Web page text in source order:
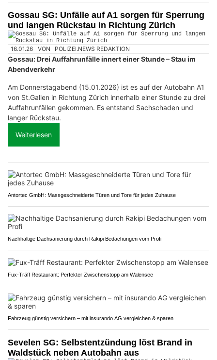
Gossau SG: Unfälle auf A1 sorgen für Sperrung
und langen Rückstau in Richtung Zürich
16.01.26 VON POLIZEI.NEWS REDAKTION
Gossau: Drei Auffahrunfälle innert einer Stunde – Stau im
Abendverkehr
Am Donnerstagabend (15.01.2026) ist es auf der Autobahn A1
von St.Gallen in Richtung Zürich innerhalb einer Stunde zu drei
Auffahrunfällen gekommen. Es entstand Sachschaden und
langer Rückstau.
Weiterlesen
Antortec GmbH: Massgeschneiderte Türen und Tore für jedes Zuhause
Nachhaltige Dachsanierung durch Rakipi Bedachungen vom Profi
Fux-Träff Restaurant: Perfekter Zwischenstopp am Walensee
Fahrzeug günstig versichern – mit insurando AG vergleichen & sparen
Sevelen SG: Selbstentzündung löst Brand in
Waldstück neben Autobahn aus